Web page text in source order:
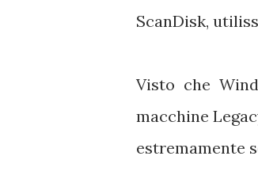
ScanDisk,
Visto che
macchine
estremamente